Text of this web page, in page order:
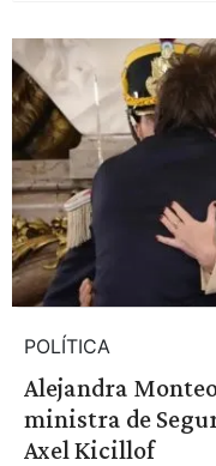
POLÍTICA
Alejandra
ministra de
Axel Kicillof